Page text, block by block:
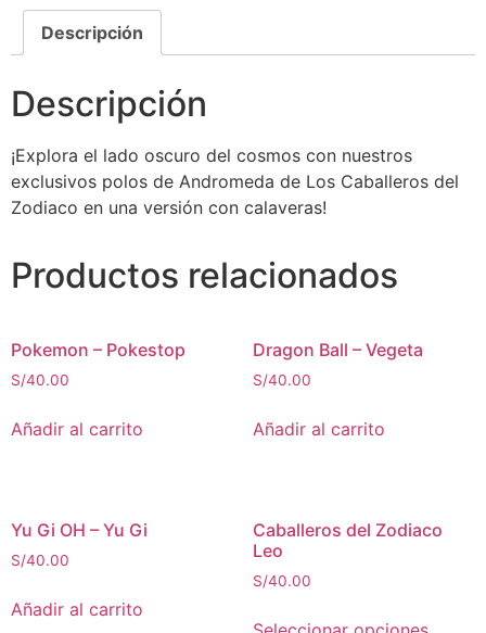
Descripción
Descripción
¡Explora el lado oscuro del cosmos con nuestros
exclusivos polos de Andromeda de Los Caballeros del
Zodiaco en una versión con calaveras!
Productos relacionados
Pokemon – Pokestop
S/40.00
Añadir al carrito
Dragon Ball – Vegeta
S/40.00
Añadir al carrito
Yu Gi OH – Yu Gi
S/40.00
Añadir al carrito
Caballeros del Zodiaco
Leo
S/40.00